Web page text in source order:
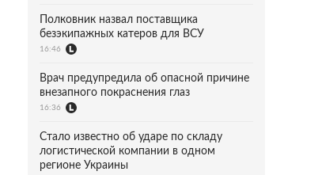
Полковник назвал поставщика
безэкипажных катеров для ВСУ
16:46
Врач предупредила об опасной причине
внезапного покраснения глаз
16:36
Стало известно об ударе по складу
логистической компании в одном
регионе Украины